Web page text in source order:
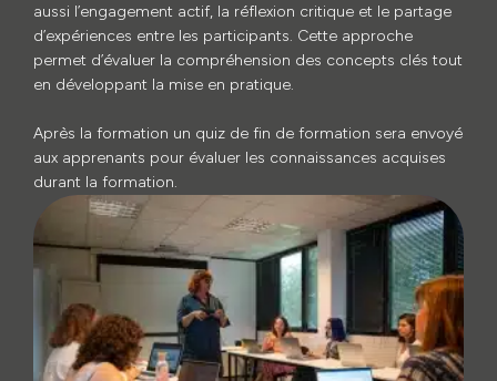
aussi l’engagement actif, la réflexion critique et le partage
d’expériences entre les participants. Cette approche
permet d’évaluer la compréhension des concepts clés tout
en développant la mise en pratique.
Après la formation un quiz de fin de formation sera envoyé
aux apprenants pour évaluer les connaissances acquises
durant la formation.